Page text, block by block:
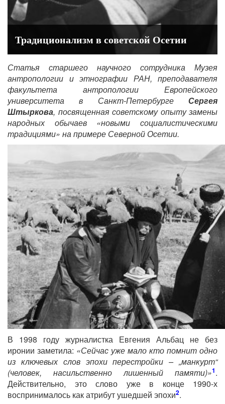
Традиционализм в советской Осетии
Статья старшего научного сотрудника Музея
антропологии и этнографии РАН, преподавателя
факультета антропологии Европейского
университета в Санкт-Петербурге Сергея
Штыркова, посвященная советскому опыту замены
народных обычаев «новыми социалистическими
традициями» на примере Северной Осетии.
В 1998 году журналистка Евгения Альбац не без
иронии заметила: «Сейчас уже мало кто помнит одно
из ключевых слов эпохи перестройки – „манкурт“
(человек, насильственно лишенный памяти)»1.
Действительно, это слово уже в конце 1990-х
воспринималось как атрибут ушедшей эпохи2.